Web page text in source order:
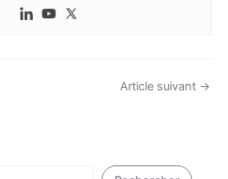
Article suivant →